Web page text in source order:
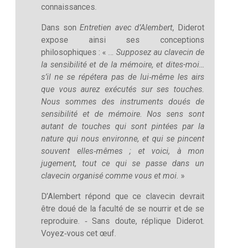
connaissances.
Dans sonEntretien avec d’Alembert, Diderot
expose ainsi ses conceptions
philosophiques : « … Supposez au clavecin de
la sensibilité et de la mémoire, et dites-moi…
s’il ne se répétera pas de lui‑même les airs
que vous aurez exécutés sur ses touches.
Nous sommes des instruments doués de
sensibilité et de mémoire. Nos sens sont
autant de touches qui sont pintées par la
nature qui nous environne, et qui se pincent
souvent elles‑mêmes ; et voici, à mon
jugement, tout ce qui se passe dans un
clavecin organisé comme vous et moi. »
D’Alembert répond que ce clavecin devrait
être doué de la faculté de se nourrir et de se
reproduire. ‑ Sans doute, réplique Diderot.
Voyez‑vous cet œuf.